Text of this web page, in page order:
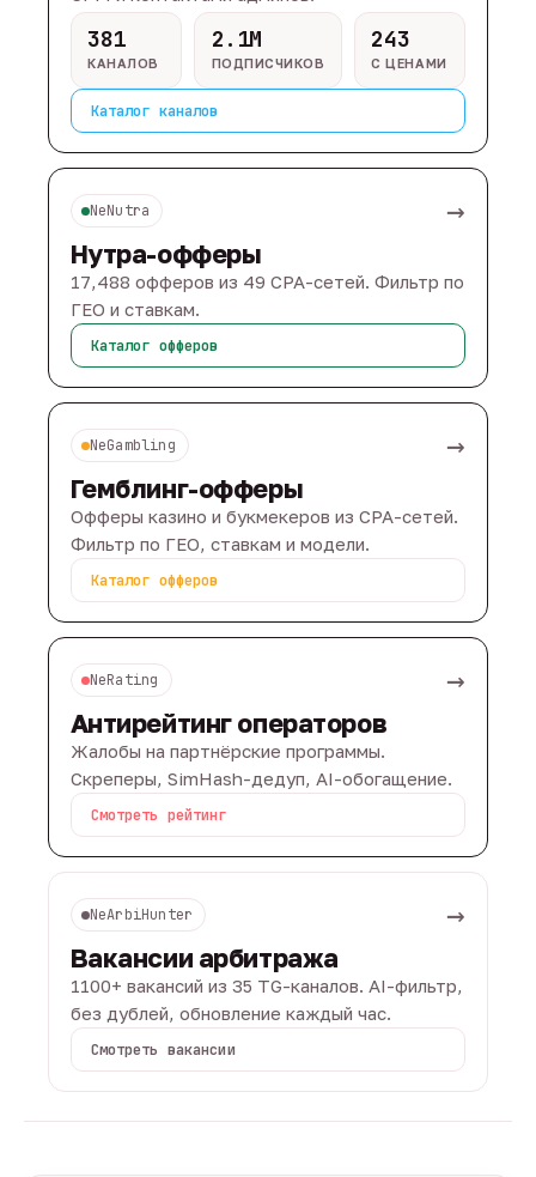
381
КАНАЛОВ
2.1M
ПОДПИСЧИКОВ
243
С ЦЕНАМИ
Каталог каналов
NeNutra →
Нутра-офферы
17,488 офферов из 49 CPA-сетей. Фильтр по
ГЕО и ставкам.
Каталог офферов
NeGambling →
Гемблинг-офферы
Офферы казино и букмекеров из CPA-сетей.
Фильтр по ГЕО, ставкам и модели.
Каталог офферов
NeRating →
Антирейтинг операторов
Жалобы на партнёрские программы.
Скреперы, SimHash-дедуп, AI-обогащение.
Смотреть рейтинг
NeArbiHunter →
Вакансии арбитража
1100+ вакансий из 35 TG-каналов. AI-фильтр,
без дублей, обновление каждый час.
Смотреть вакансии